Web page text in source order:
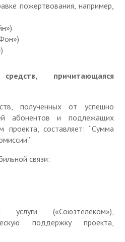
пожертвования, например,
причитающаяся
полученных от успешно
абонентов и подлежащих
проекта, составляет: “Сумма
связи:
услуги («Союзтелеком»),
поддержку проекта,